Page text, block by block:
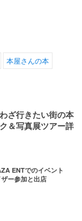
本屋さんの本
ざ行きたい街の本
＆写真展ツアー詳
ENTでのイベント
ザー参加と出店